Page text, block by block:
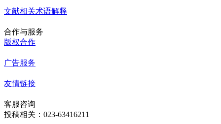
文献相关术语解释
合作与服务
版权合作
广告服务
友情链接
客服咨询
投稿相关：023-63416211